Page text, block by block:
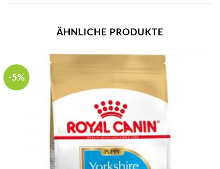
ÄHNLICHE PRODUKTE
-5%